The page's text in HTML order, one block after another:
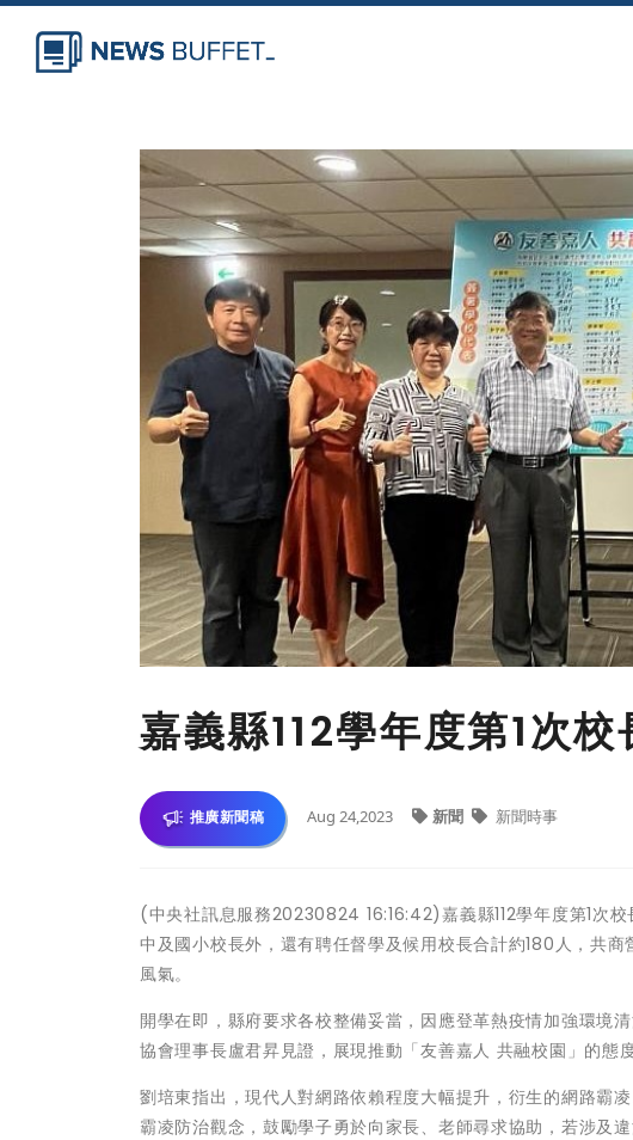
嘉義縣112學年度第1次校
推廣新聞稿 Aug 24,2023 新聞 新聞時事
(中央社訊息服務20230824 16:16:42)嘉義縣112學年度第1次
中及國小校長外，還有聘任督學及候用校長合計約180人，共
風氣。
開學在即，縣府要求各校整備妥當，因應登革熱疫情加強環境
協會理事長盧君昇見證，展現推動「友善嘉人 共融校園」的態度
劉培東指出，現代人對網路依賴程度大幅提升，衍生的網路霸
霸凌防治觀念，鼓勵學子勇於向家長、老師尋求協助，若涉及